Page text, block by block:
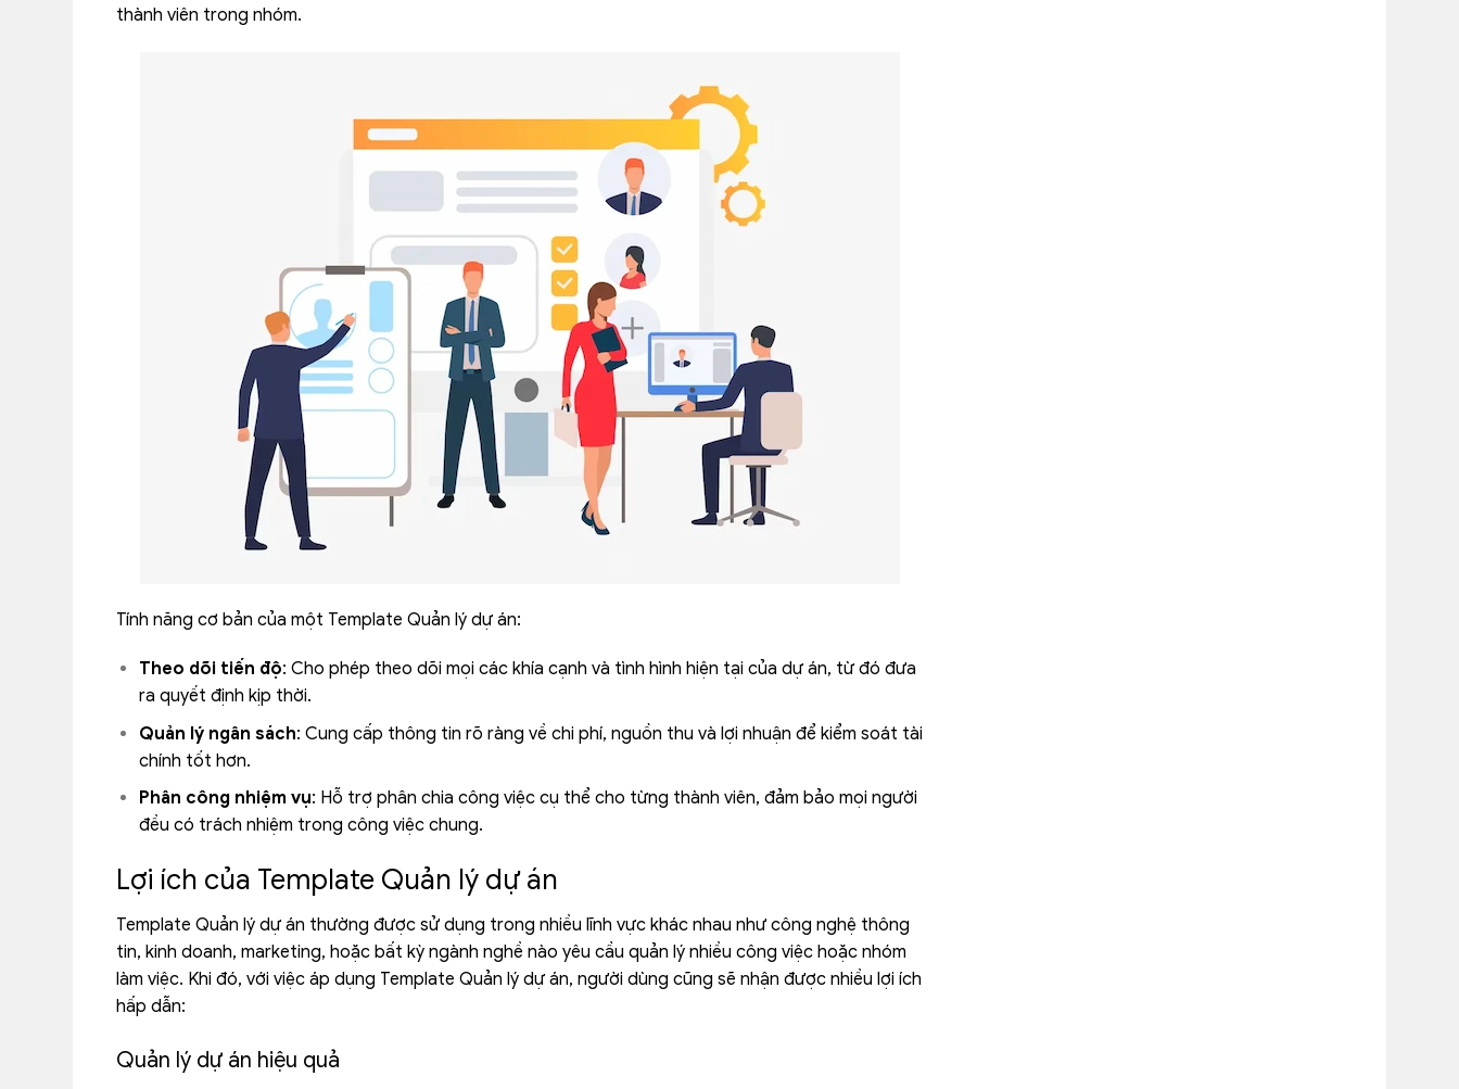
thành viên trong nhóm.
Tính năng cơ bản của một Template Quản lý dự án:
Theo dõi tiến độ: Cho phép theo dõi mọi các khía cạnh và tình hình hiện tại của dự án, từ đó đưa
ra quyết định kịp thời.
Quản lý ngân sách: Cung cấp thông tin rõ ràng về chi phí, nguồn thu và lợi nhuận để kiểm soát tài
chính tốt hơn.
Phân công nhiệm vụ: Hỗ trợ phân chia công việc cụ thể cho từng thành viên, đảm bảo mọi người
đều có trách nhiệm trong công việc chung.
Lợi ích của Template Quản lý dự án
Template Quản lý dự án thường được sử dụng trong nhiều lĩnh vực khác nhau như công nghệ thông
tin, kinh doanh, marketing, hoặc bất kỳ ngành nghề nào yêu cầu quản lý nhiều công việc hoặc nhóm
làm việc. Khi đó, với việc áp dụng Template Quản lý dự án, người dùng cũng sẽ nhận được nhiều lợi ích
hấp dẫn:
Quản lý dự án hiệu quả